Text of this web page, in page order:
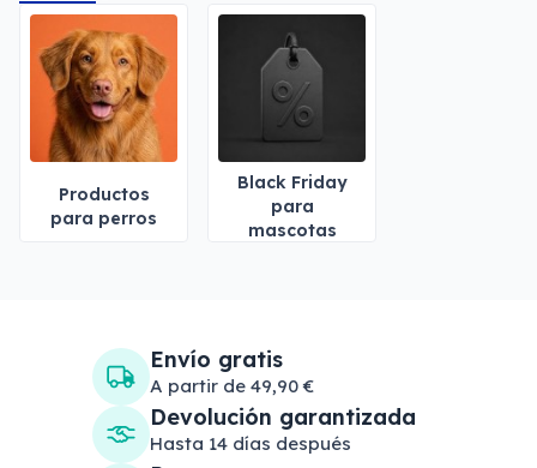
Productos
para perros
Black Friday
para
mascotas
Envío gratis
A partir de 49,90 €
Devolución garantizada
Hasta 14 días después